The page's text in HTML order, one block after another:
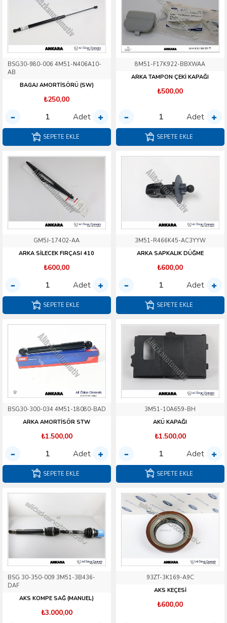
BSG30-980-006 4M51-N406A10-
AB
BAGAJ AMORTİSÖRÜ (SW)
₺250,00
Adet
SEPETE EKLE
8M51-F17K922-BBXWAA
ARKA TAMPON ÇEKİ KAPAĞI
₺500,00
Adet
SEPETE EKLE
GM5J-17402-AA
ARKA SİLECEK FIRÇASI 410
₺600,00
Adet
SEPETE EKLE
3M51-R466K45-AC3YYW
ARKA SAPKALIK DÜĞME
₺600,00
Adet
SEPETE EKLE
BSG30-300-034 4M51-18080-BAD
ARKA AMORTİSÖR STW
₺1.500,00
Adet
SEPETE EKLE
3M51-10A659-BH
AKÜ KAPAĞI
₺1.500,00
Adet
SEPETE EKLE
BSG 30-350-009 3M51-3B436-
DAF
AKS KOMPE SAĞ (MANUEL)
₺3.000,00
93ZT-3K169-A9C
AKS KEÇESİ
₺600,00